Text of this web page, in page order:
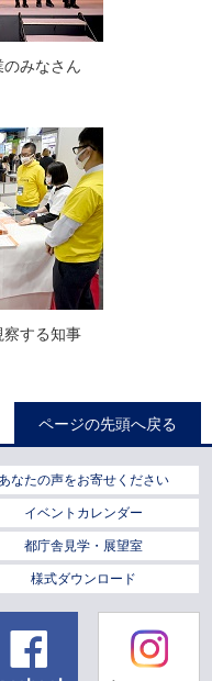
みなさん
察する知事
ページの先頭へ戻る
なたの声をお寄せください
イベントカレンダー
都庁舎見学・展望室
様式ダウンロード
Facebook